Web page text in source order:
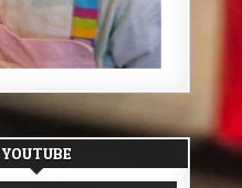
YOUTUBE